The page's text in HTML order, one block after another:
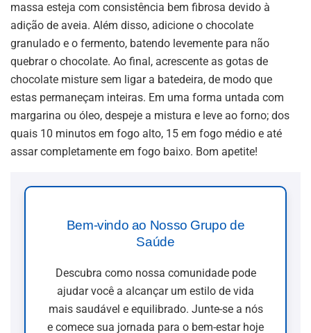
massa esteja com consistência bem fibrosa devido à
adição de aveia. Além disso, adicione o chocolate
granulado e o fermento, batendo levemente para não
quebrar o chocolate. Ao final, acrescente as gotas de
chocolate misture sem ligar a batedeira, de modo que
estas permaneçam inteiras. Em uma forma untada com
margarina ou óleo, despeje a mistura e leve ao forno; dos
quais 10 minutos em fogo alto, 15 em fogo médio e até
assar completamente em fogo baixo. Bom apetite!
Bem-vindo ao Nosso Grupo de
Saúde
Descubra como nossa comunidade pode
ajudar você a alcançar um estilo de vida
mais saudável e equilibrado. Junte-se a nós
e comece sua jornada para o bem-estar hoje